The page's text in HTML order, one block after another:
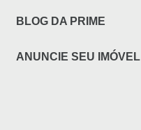
BLOG DA PRIME
ANUNCIE SEU IMÓVEL